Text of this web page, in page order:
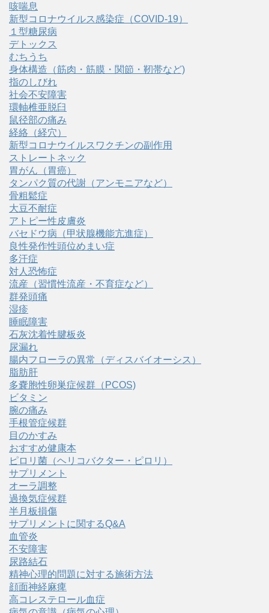
咳喘息
新型コロナウイルス感染症（COVID‑19）
１型糖尿病
デトックス
むちうち
身体構造（筋肉・筋膜・関節・靭帯など)
指のしびれ
社会不安障害
環軸椎亜脱臼
鼠径部の痛み
経絡（経穴）
新型コロナウイルスワクチンの副作用
ストレートネック
胃がん（胃癌）
タンパク質の代謝（アンモニアなど）
骨粗鬆症
大豆不耐症
アトピー性皮膚炎
バセドウ病（甲状腺機能亢進症）
良性発作性頭位めまい症
多汗症
対人恐怖症
流産（習慣性流産・不育症など）
群発頭痛
湿疹
睡眠障害
石灰沈着性腱板炎
尿漏れ
腸内フローラの異常（ディスバイオーシス）
脂肪肝
多嚢胞性卵巣症候群（PCOS)
ビタミン
腕の痛み
手根管症候群
目のかすみ
おすすめ健康本
ピロリ菌（ヘリコバクター・ピロリ）
サプリメント
オーラ調整
過換気症候群
半月板損傷
サプリメントに関するQ&A
血管炎
不安障害
尿路結石
精神心理的問題に対する施術方法
顔面神経麻痺
高コレステロール血症